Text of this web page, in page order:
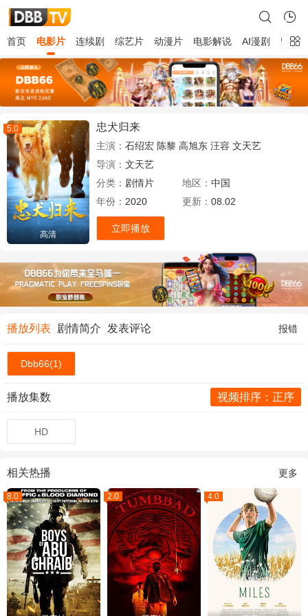
首页 电影片 连续剧 综艺片 动漫片 电影解说 AI漫剧 留言
5.0
高清
忠犬归来
主演： 石绍宏 陈黎 高旭东 汪容 文天艺
导演： 文天艺
分类： 剧情片 地区： 中国
年份： 2020 更新： 08.02
立即播放
播放列表 剧情简介 发表评论 报错
Dbb66(1)
播放集数 视频排序：正序
HD
相关热播 更多
8.0 2.0 4.0